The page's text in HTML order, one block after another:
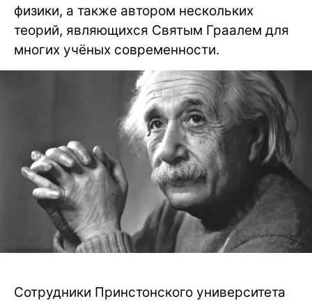
физики, а также автором нескольких
теорий, являющихся Святым Граалем для
многих учёных современности.
Сотрудники Принстонского университета